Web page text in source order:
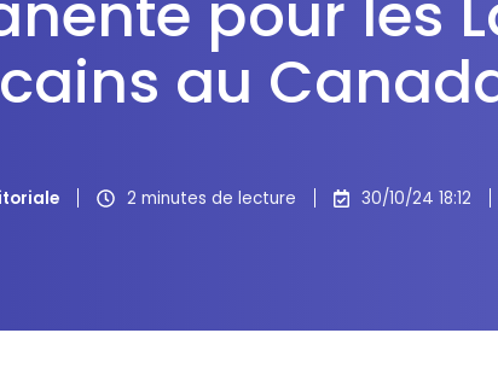
au
2 minutes de lecture 30/10/24 18:12